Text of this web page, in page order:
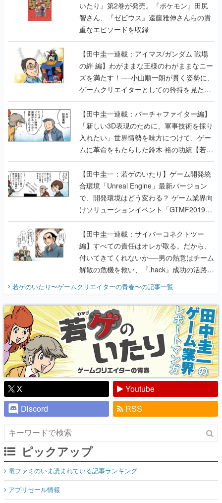
いたり』第2巻が発売。『ポケモン』田尻
智さん、『ゼビウス』遠藤雅伸さんらの貴
重なエピソードを収録
【田中圭一連載：アイマス/ガンダム 戦場
の絆 編】わがままな王様のわがままなニー
ズを満たす！──小山順一朗が貫く姿勢に、
ゲームクリエイターとしての矜持を見た
【若ゲのいたり最終回】
【田中圭一連載：バーチャファイター編】
「新しい3D表現のために、軍事技術を採り
入れたい」世界情勢を味方につけて、ゲー
ムに革命をもたらした鈴木 裕の功績【若ゲ
のいたり】
【田中圭一：若ゲのいたり】ゲーム開発統
合環境「Unreal Engine」最新バージョン
で、開発環境はどう変わる？ ゲーム業界向
けソリューションイベント「GTMF2019」
に行って、より理解を深めよう【PR】
【田中圭一連載：サイバーコネクトツー
編】すべての責任はオレが取る。だから、
付いてきてくれないか──男の熱意はチーム
解散の危機を救い、『.hack』成功の活路を
開く。業界の快男児・松山 洋に流れる血は
『少年ジャンプ』色だった【若ゲのいた
り】
若ゲのいたり〜ゲームクリエイターの青春〜の記事一覧
X
Youtube
Discord
RSS
ピックアップ
電ファミのいま読まれている記事ランキング
アプリセール情報